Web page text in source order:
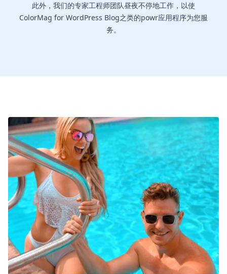
此外，我们的专家工程师团队昼夜不停地工作，以使
ColorMag for WordPress Blog之类的powr应用程序为您服
务。